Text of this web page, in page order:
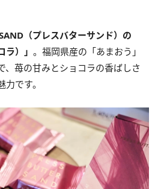
（プレスバターサンド）の
ラ）」 。福岡県産の「あまおう」
、苺の甘みとショコラの香ばしさ
です。